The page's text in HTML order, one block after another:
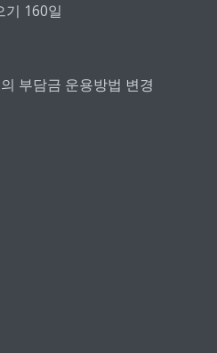
기 160일
부담금 운용방법 변경